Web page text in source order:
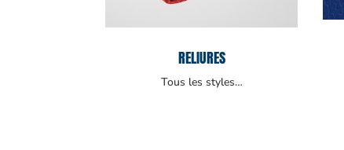
RELIURES
Tous les styles…